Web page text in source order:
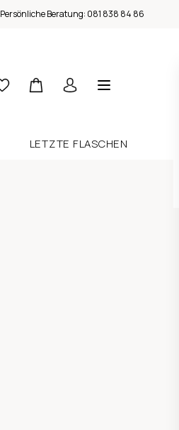
Persönliche Beratung: 081 838 84 86
LETZTE FLASCHEN